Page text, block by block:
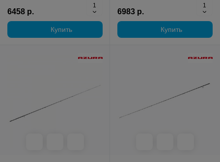
6458 р.
Купить
6983 р.
Купить